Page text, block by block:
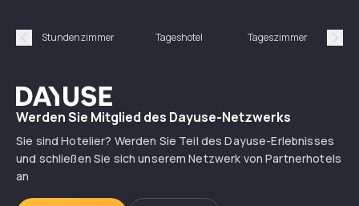
Précédent
Stundenzimmer Tageshotel Tageszimmer
Dayuse
Werden Sie Mitglied des Dayuse-Netzwerks
Sie sind Hotelier? Werden Sie Teil des Dayuse-Erlebnisses
und schließen Sie sich unserem Netzwerk von Partnerhotels
an